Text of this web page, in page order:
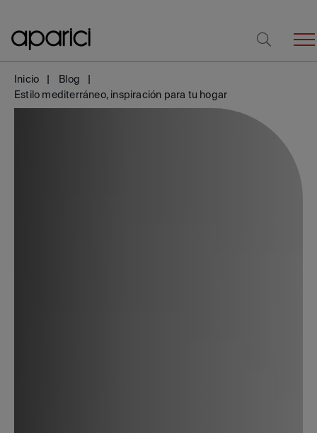
Inicio
Blog
Estilo mediterráneo, inspiración para tu hogar